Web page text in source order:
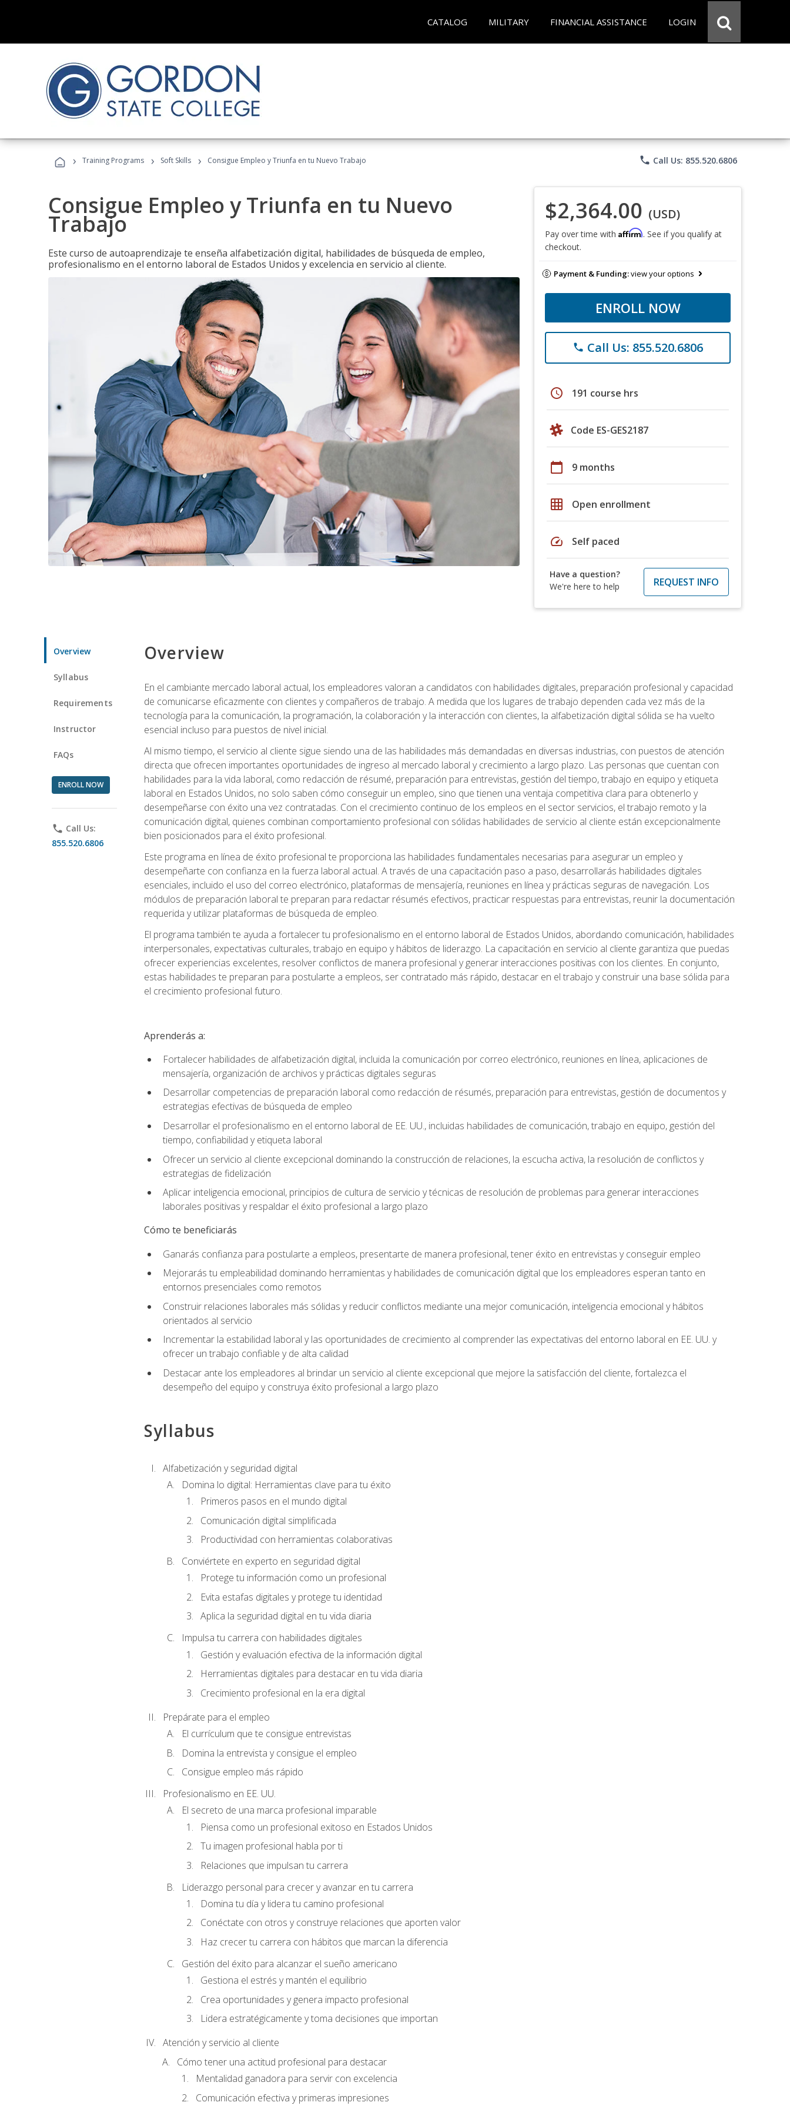
CATALOG MILITARY FINANCIAL ASSISTANCE LOGIN
› Training Programs › Soft Skills › Consigue Empleo y Triunfa en tu Nuevo Trabajo phone Call Us: 855.520.6806
Consigue Empleo y Triunfa en tu Nuevo
Trabajo
Este curso de autoaprendizaje te enseña alfabetización digital, habilidades de búsqueda de empleo,
profesionalismo en el entorno laboral de Estados Unidos y excelencia en servicio al cliente.
$2,364.00 (USD)
Pay over time with Affirm. See if you qualify at
checkout.
Payment & Funding:view your options
ENROLL NOW
phone Call Us: 855.520.6806
schedule 191 course hrs
Code ES-GES2187
calendar_today 9 months
grid_on Open enrollment
speed Self paced
Have a question?
We're here to help
REQUEST INFO
Overview
Syllabus
Requirements
Instructor
FAQs
ENROLL NOW
phone Call Us:
855.520.6806
Overview
En el cambiante mercado laboral actual, los empleadores valoran a candidatos con habilidades digitales, preparación profesional y capacidad
de comunicarse eficazmente con clientes y compañeros de trabajo. A medida que los lugares de trabajo dependen cada vez más de la
tecnología para la comunicación, la programación, la colaboración y la interacción con clientes, la alfabetización digital sólida se ha vuelto
esencial incluso para puestos de nivel inicial.
Al mismo tiempo, el servicio al cliente sigue siendo una de las habilidades más demandadas en diversas industrias, con puestos de atención
directa que ofrecen importantes oportunidades de ingreso al mercado laboral y crecimiento a largo plazo. Las personas que cuentan con
habilidades para la vida laboral, como redacción de résumé, preparación para entrevistas, gestión del tiempo, trabajo en equipo y etiqueta
laboral en Estados Unidos, no solo saben cómo conseguir un empleo, sino que tienen una ventaja competitiva clara para obtenerlo y
desempeñarse con éxito una vez contratadas. Con el crecimiento continuo de los empleos en el sector servicios, el trabajo remoto y la
comunicación digital, quienes combinan comportamiento profesional con sólidas habilidades de servicio al cliente están excepcionalmente
bien posicionados para el éxito profesional.
Este programa en línea de éxito profesional te proporciona las habilidades fundamentales necesarias para asegurar un empleo y
desempeñarte con confianza en la fuerza laboral actual. A través de una capacitación paso a paso, desarrollarás habilidades digitales
esenciales, incluido el uso del correo electrónico, plataformas de mensajería, reuniones en línea y prácticas seguras de navegación. Los
módulos de preparación laboral te preparan para redactar résumés efectivos, practicar respuestas para entrevistas, reunir la documentación
requerida y utilizar plataformas de búsqueda de empleo.
El programa también te ayuda a fortalecer tu profesionalismo en el entorno laboral de Estados Unidos, abordando comunicación, habilidades
interpersonales, expectativas culturales, trabajo en equipo y hábitos de liderazgo. La capacitación en servicio al cliente garantiza que puedas
ofrecer experiencias excelentes, resolver conflictos de manera profesional y generar interacciones positivas con los clientes. En conjunto,
estas habilidades te preparan para postularte a empleos, ser contratado más rápido, destacar en el trabajo y construir una base sólida para
el crecimiento profesional futuro.
Aprenderás a:
Fortalecer habilidades de alfabetización digital, incluida la comunicación por correo electrónico, reuniones en línea, aplicaciones de
mensajería, organización de archivos y prácticas digitales seguras
Desarrollar competencias de preparación laboral como redacción de résumés, preparación para entrevistas, gestión de documentos y
estrategias efectivas de búsqueda de empleo
Desarrollar el profesionalismo en el entorno laboral de EE. UU., incluidas habilidades de comunicación, trabajo en equipo, gestión del
tiempo, confiabilidad y etiqueta laboral
Ofrecer un servicio al cliente excepcional dominando la construcción de relaciones, la escucha activa, la resolución de conflictos y
estrategias de fidelización
Aplicar inteligencia emocional, principios de cultura de servicio y técnicas de resolución de problemas para generar interacciones
laborales positivas y respaldar el éxito profesional a largo plazo
Cómo te beneficiarás
Ganarás confianza para postularte a empleos, presentarte de manera profesional, tener éxito en entrevistas y conseguir empleo
Mejorarás tu empleabilidad dominando herramientas y habilidades de comunicación digital que los empleadores esperan tanto en
entornos presenciales como remotos
Construir relaciones laborales más sólidas y reducir conflictos mediante una mejor comunicación, inteligencia emocional y hábitos
orientados al servicio
Incrementar la estabilidad laboral y las oportunidades de crecimiento al comprender las expectativas del entorno laboral en EE. UU. y
ofrecer un trabajo confiable y de alta calidad
Destacar ante los empleadores al brindar un servicio al cliente excepcional que mejore la satisfacción del cliente, fortalezca el
desempeño del equipo y construya éxito profesional a largo plazo
Syllabus
Alfabetización y seguridad digital
Domina lo digital: Herramientas clave para tu éxito
Primeros pasos en el mundo digital
Comunicación digital simplificada
Productividad con herramientas colaborativas
Conviértete en experto en seguridad digital
Protege tu información como un profesional
Evita estafas digitales y protege tu identidad
Aplica la seguridad digital en tu vida diaria
Impulsa tu carrera con habilidades digitales
Gestión y evaluación efectiva de la información digital
Herramientas digitales para destacar en tu vida diaria
Crecimiento profesional en la era digital
Prepárate para el empleo
El currículum que te consigue entrevistas
Domina la entrevista y consigue el empleo
Consigue empleo más rápido
Profesionalismo en EE. UU.
El secreto de una marca profesional imparable
Piensa como un profesional exitoso en Estados Unidos
Tu imagen profesional habla por ti
Relaciones que impulsan tu carrera
Liderazgo personal para crecer y avanzar en tu carrera
Domina tu día y lidera tu camino profesional
Conéctate con otros y construye relaciones que aporten valor
Haz crecer tu carrera con hábitos que marcan la diferencia
Gestión del éxito para alcanzar el sueño americano
Gestiona el estrés y mantén el equilibrio
Crea oportunidades y genera impacto profesional
Lidera estratégicamente y toma decisiones que importan
Atención y servicio al cliente
Cómo tener una actitud profesional para destacar
Mentalidad ganadora para servir con excelencia
Comunicación efectiva y primeras impresiones